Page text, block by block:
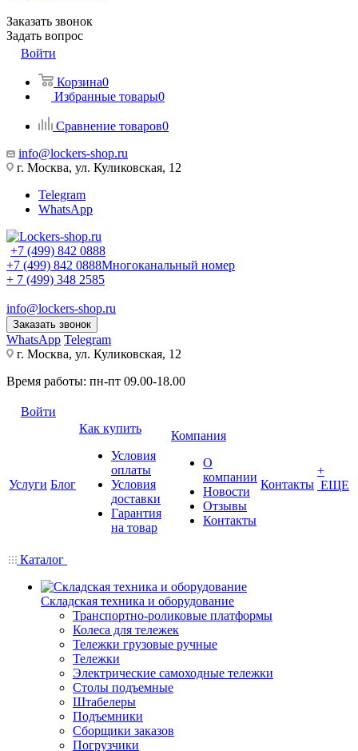
Заказать звонок
Задать вопрос
Войти
Корзина0
Избранные товары0
Сравнение товаров0
info@lockers-shop.ru
г. Москва, ул. Куликовская, 12
Telegram
WhatsApp
+7 (499) 842 0888
+7 (499) 842 0888Многоканальный номер
+ 7 (499) 348 2585
info@lockers-shop.ru
Заказать звонок
WhatsApp Telegram
г. Москва, ул. Куликовская, 12
Время работы: пн-пт 09.00-18.00
Войти
Услуги Блог
Как купить
Условия
оплаты
Условия
доставки
Гарантия
на товар
Компания
О
компании
Новости
Отзывы
Контакты
Контакты
+
ЕЩЕ
Каталог
Складская техника и оборудование
Транспортно-роликовые платформы
Колеса для тележек
Тележки грузовые ручные
Тележки
Электрические самоходные тележки
Столы подъемные
Штабелеры
Подъемники
Сборщики заказов
Погрузчики